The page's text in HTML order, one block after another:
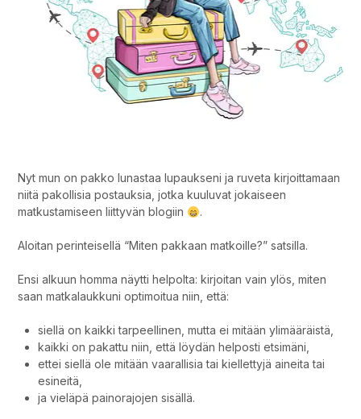
Nyt mun on pakko lunastaa lupaukseni ja ruveta kirjoittamaan
niitä pakollisia postauksia, jotka kuuluvat jokaiseen
matkustamiseen liittyvän blogiin
.
Aloitan perinteisellä “Miten pakkaan matkoille?” satsilla.
Ensi alkuun homma näytti helpolta: kirjoitan vain ylös, miten
saan matkalaukkuni optimoitua niin, että:
siellä on kaikki tarpeellinen, mutta ei mitään ylimääräistä,
kaikki on pakattu niin, että löydän helposti etsimäni,
ettei siellä ole mitään vaarallisia tai kiellettyjä aineita tai
esineitä,
ja vieläpä painorajojen sisällä.